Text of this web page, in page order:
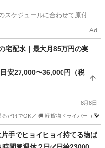
スケジュールに合わせて原付や
Ad
宅配水｜最大月85万円の実
安27,000〜36,000円（税
8月8日
送るだけでOK／ 🚚 軽貨物ドライ
手でヒョイヒョイ持てる物ば